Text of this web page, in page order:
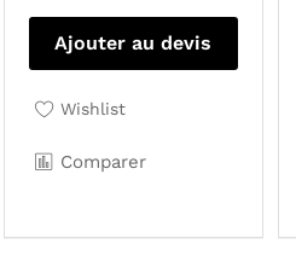
Ajouter au devis
Wishlist
Comparer